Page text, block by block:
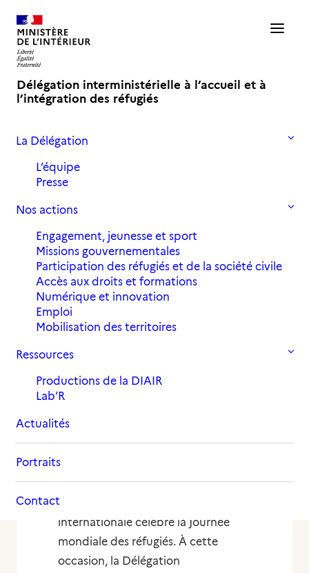
Délégation interministérielle à l’accueil et à
l’intégration des réfugiés
La Délégation
L’équipe
Presse
Nos actions
Engagement, jeunesse et sport
Missions gouvernementales
Participation des réfugiés et de la société civile
Accès aux droits et formations
Numérique et innovation
Emploi
Mobilisation des territoires
Ressources
Productions de la DIAIR
Lab’R
Actualités
Portraits
Contact
Accueil Actualités
20 juin 2026
19 juin 2026 in Actualités , JMR
affirme son engagement
Le 20 juin, la communauté
internationale célèbre la Journée
mondiale des réfugiés. À cette
occasion, la Délégation